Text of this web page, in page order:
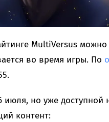
MultiVersus можно
во время игры. По
но уже доступной
контент: